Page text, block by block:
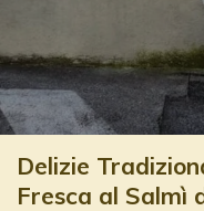
Delizie
Fresca al Salmì